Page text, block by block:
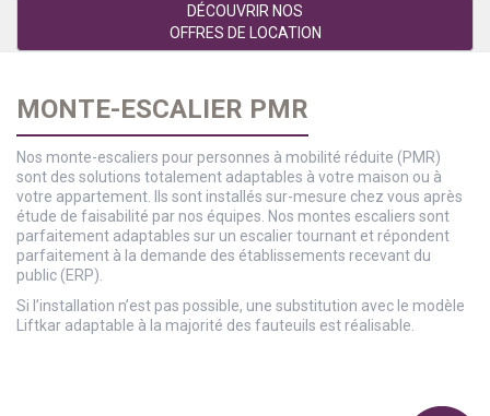
DÉCOUVRIR NOS
OFFRES DE LOCATION
MONTE-ESCALIER PMR
Nos monte-escaliers pour personnes à mobilité réduite (PMR)
sont des solutions totalement adaptables à votre maison ou à
votre appartement. Ils sont installés sur-mesure chez vous après
étude de faisabilité par nos équipes. Nos montes escaliers sont
parfaitement adaptables sur un escalier tournant et répondent
parfaitement à la demande des établissements recevant du
public (ERP).
Si l’installation n’est pas possible, une substitution avec le modèle
Liftkar adaptable à la majorité des fauteuils est réalisable.